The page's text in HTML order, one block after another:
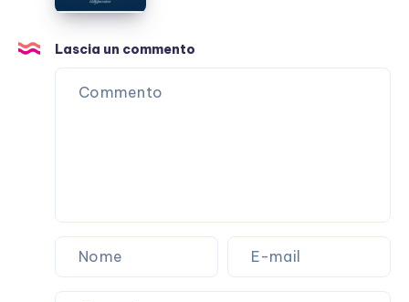
Lascia un commento